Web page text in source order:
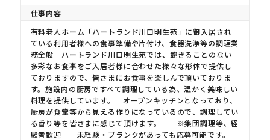
仕事内容
有料老人ホーム「ハートランド川口明生苑」に御入居され
ている利用者様への食事準備や片付け、食器洗浄等の調理業
務全般 ハートランド川口明生苑では、飽きることのない
多彩なお食事をご入居者様に合わせた様々な形体で提供し
ておりますので、皆さまにお食事を楽しんで頂いておりま
す。施設内の厨房ですべて調理している為、温かく美味しい
料理を提供しています。 オープンキッチンとなっており、
厨房が食堂等から見える作りになっているので、調理してい
る香り等を皆さまに感じて頂けます。 ※集団調理等、経
験者歓迎 未経験・ブランクがあっても応募可能です。